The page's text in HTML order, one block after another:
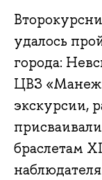
удалось
города:
ЦВЗ
экскурсии,
браслетам